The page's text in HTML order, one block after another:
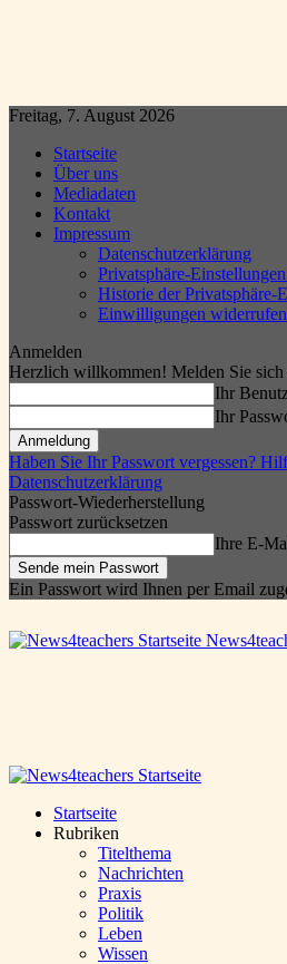
Freitag, 7. August 2026
Startseite
Über uns
Mediadaten
Kontakt
Impressum
Datenschutzerklärung
Privatsphäre-
Historie der Privatsphäre-
Einwilligungen widerrufen
Anmelden
Herzlich willkommen! Melden Sie sich
Ihr
Ihr
Haben Sie Ihr Passwort vergessen?
Datenschutzerklärung
Passwort-Wiederherstellung
Passwort zurücksetzen
Ihre E-
Ein Passwort wird Ihnen per Email
Startseite
Rubriken
Titelthema
Nachrichten
Praxis
Politik
Leben
Wissen